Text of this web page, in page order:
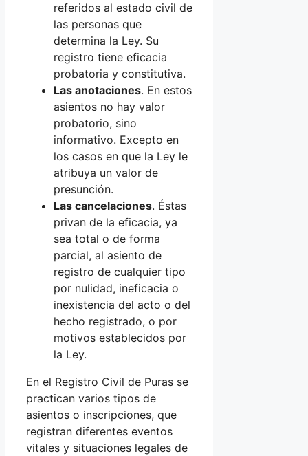
referidos al estado civil de
las personas que
determina la Ley. Su
registro tiene eficacia
probatoria y constitutiva.
Las anotaciones. En estos
asientos no hay valor
probatorio, sino
informativo. Excepto en
los casos en que la Ley le
atribuya un valor de
presunción.
Las cancelaciones. Éstas
privan de la eficacia, ya
sea total o de forma
parcial, al asiento de
registro de cualquier tipo
por nulidad, ineficacia o
inexistencia del acto o del
hecho registrado, o por
motivos establecidos por
la Ley.
En el Registro Civil de Puras se
practican varios tipos de
asientos o inscripciones, que
registran diferentes eventos
vitales y situaciones legales de